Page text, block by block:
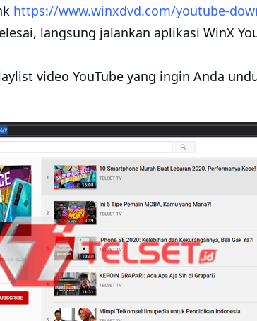
https://www.winxdvd.com/youtube-
langsung jalankan aplikasi WinX
video YouTube yang ingin Anda